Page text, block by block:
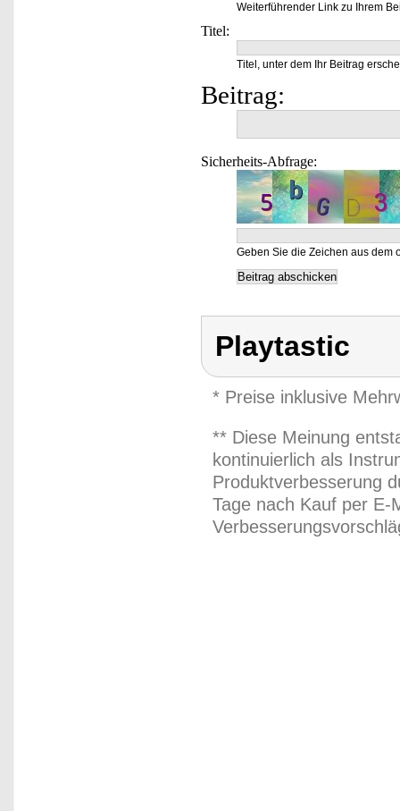
Weiterführender Link zu Ihrem
Titel:
Titel, unter dem Ihr Beitrag
Beitrag:
Sicherheits-Abfrage:
Geben Sie die Zeichen aus dem
Playtastic
* Preise inklusive
** Diese Meinung
kontinuierlich als
Produktverbesserung
Tage nach Kauf per E-